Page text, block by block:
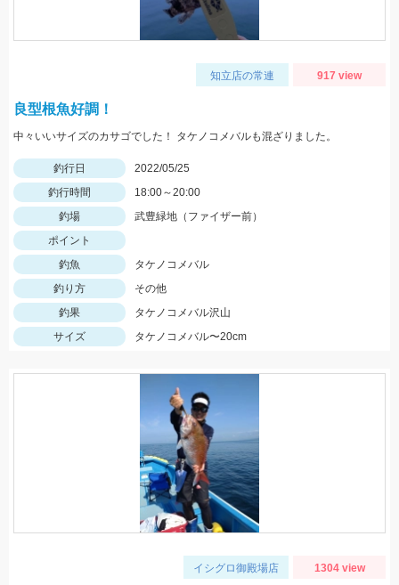
知立店の常連 917 view
良型根魚好調！
中々いいサイズのカサゴでした！ タケノコメバルも混ざりました。
釣行日
2022/05/25
釣行時間
18:00～20:00
釣場
武豊緑地（ファイザー前）
ポイント
釣魚
タケノコメバル
釣り方
その他
釣果
タケノコメバル沢山
サイズ
タケノコメバル〜20cm
イシグロ御殿場店 1304 view